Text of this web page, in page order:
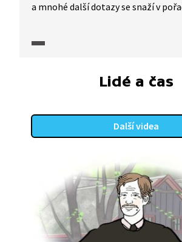
a mnohé další dotazy se snaží v
opakovaně v místech bojů.
Lidé a čas
Další videa